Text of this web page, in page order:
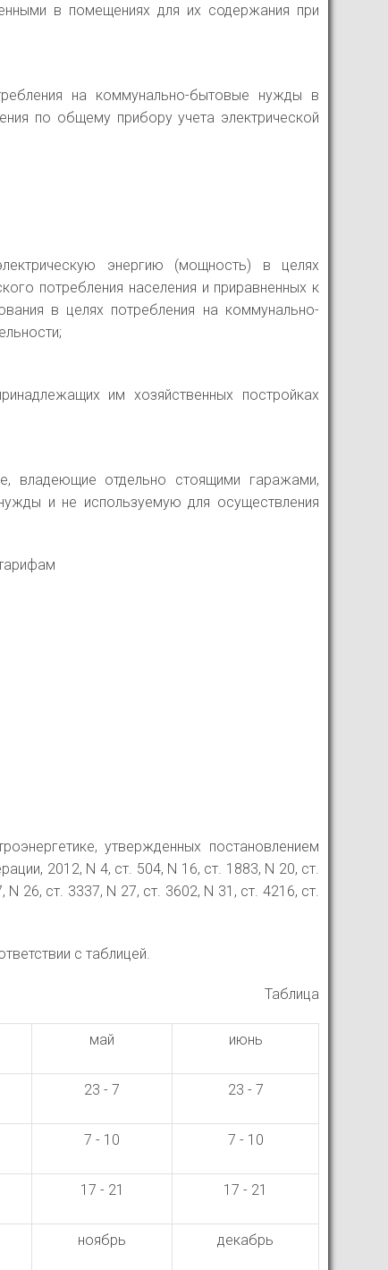
в помещениях для их содержания при
на коммунально-бытовые нужды в
по общему прибору учета электрической
энергию (мощность) в целях
потребления населения и приравненных к
в целях потребления на коммунально-
им хозяйственных постройках
владеющие отдельно стоящими гаражами,
и не используемую для осуществления
утвержденных постановлением
2012, N 4, ст. 504, N 16, ст. 1883, N 20, ст.
26, ст. 3337, N 27, ст. 3602, N 31, ст. 4216, ст.
с таблицей.
Таблица
май июнь
23 - 7 23 - 7
7 - 10 7 - 10
17 - 21 17 - 21
ноябрь декабрь